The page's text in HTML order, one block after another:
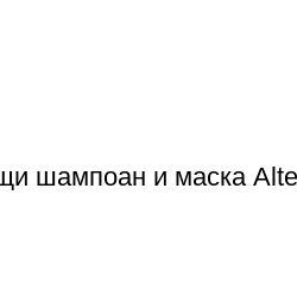
шампоан и маска